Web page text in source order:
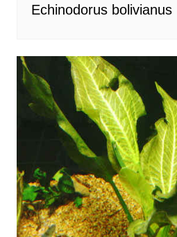
Echinodorus bolivianus